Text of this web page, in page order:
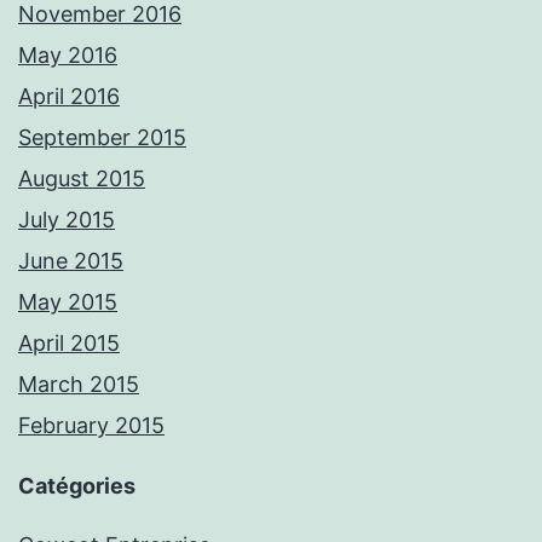
November 2016
May 2016
April 2016
September 2015
August 2015
July 2015
June 2015
May 2015
April 2015
March 2015
February 2015
Catégories